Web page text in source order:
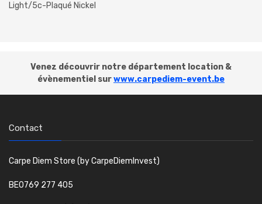
Light/5c-Plaqué Nickel
Venez découvrir notre département location &
évènementiel surwww.carpediem-event.be
Contact
Carpe Diem Store (by CarpeDiemInvest)
BE0769 277 405